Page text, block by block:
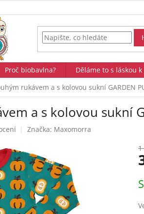
Proč biobavlna? Děláme to s láskou
rukávem a s kolovou sukní GARDEN
a s kolovou sukní
Značka: Maxomorra
1